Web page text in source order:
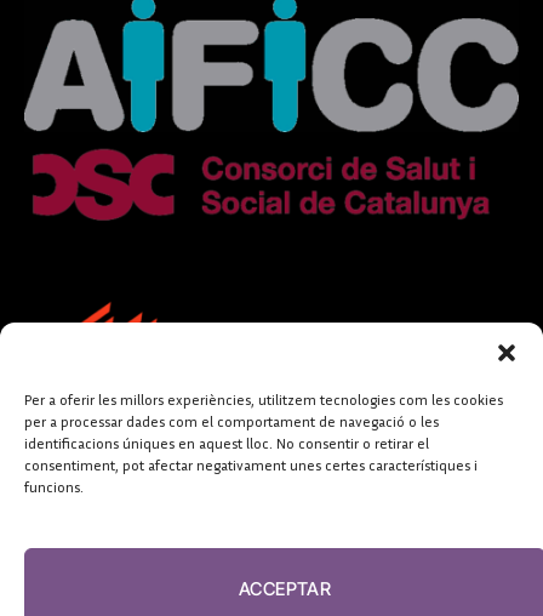
Per a oferir les millors experiències, utilitzem tecnologies com les cookies
per a processar dades com el comportament de navegació o les
identificacions úniques en aquest lloc. No consentir o retirar el
consentiment, pot afectar negativament unes certes característiques i
funcions.
ACCEPTAR
FUNDACIÓ